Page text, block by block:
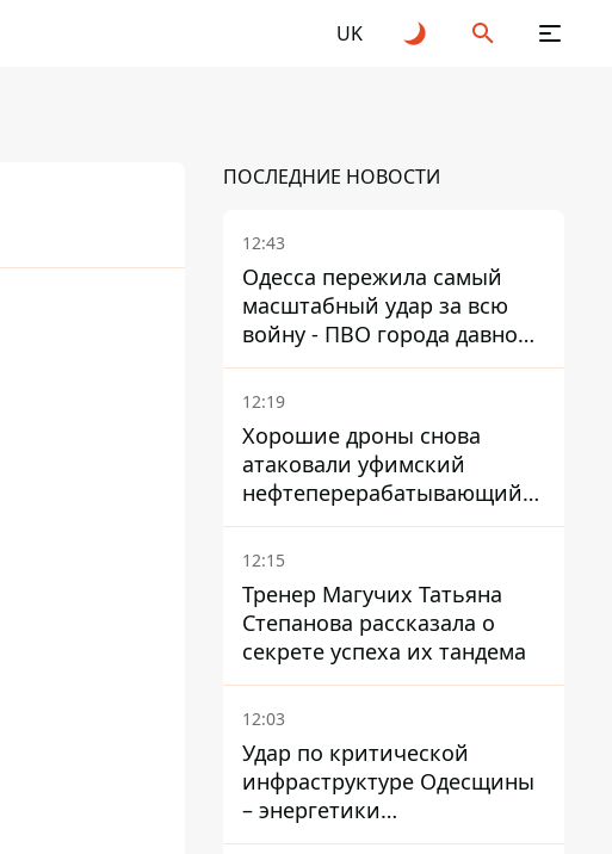
UK
ПОСЛЕДНИЕ НОВОСТИ
12:43
Одесса пережила самый
масштабный удар за всю
войну - ПВО города давно
нуждается в усилении
12:19
Хорошие дроны снова
атаковали уфимский
нефтеперерабатывающий
кластер – один упал на
недострой
12:15
Тренер Магучих Татьяна
Степанова рассказала о
секрете успеха их тандема
12:03
Удар по критической
инфраструктуре Одесщины
– энергетики
восстанавливают свет